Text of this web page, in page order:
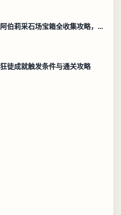
明日方舟终末地阿伯莉采石场宝箱全收集攻略，全点位分布图与路线
徒成就触发条件与通关攻略